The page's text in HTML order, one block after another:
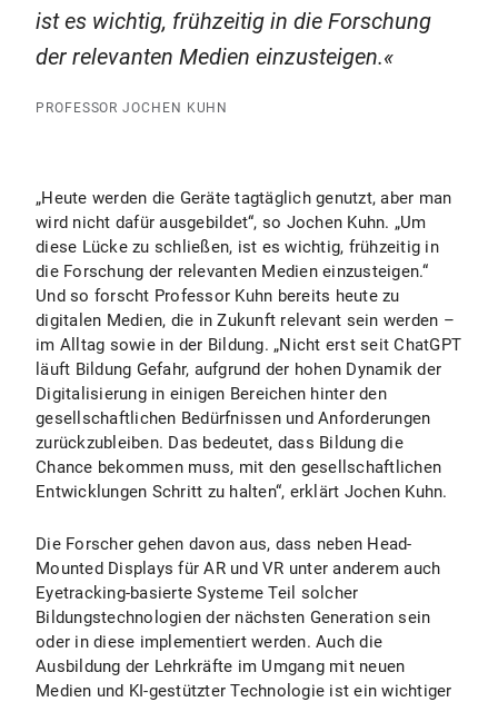
ist es wichtig, frühzeitig in die Forschung
der relevanten Medien einzusteigen.
PROFESSOR JOCHEN KUHN
„Heute werden die Geräte tagtäglich genutzt, aber man
wird nicht dafür ausgebildet“, so Jochen Kuhn. „Um
diese Lücke zu schließen, ist es wichtig, frühzeitig in
die Forschung der relevanten Medien einzusteigen.“
Und so forscht Professor Kuhn bereits heute zu
digitalen Medien, die in Zukunft relevant sein werden –
im Alltag sowie in der Bildung. „Nicht erst seit ChatGPT
läuft Bildung Gefahr, aufgrund der hohen Dynamik der
Digitalisierung in einigen Bereichen hinter den
gesellschaftlichen Bedürfnissen und Anforderungen
zurückzubleiben. Das bedeutet, dass Bildung die
Chance bekommen muss, mit den gesellschaftlichen
Entwicklungen Schritt zu halten“, erklärt Jochen Kuhn.
Die Forscher gehen davon aus, dass neben Head-
Mounted Displays für AR und VR unter anderem auch
Eyetracking-basierte Systeme Teil solcher
Bildungstechnologien der nächsten Generation sein
oder in diese implementiert werden. Auch die
Ausbildung der Lehrkräfte im Umgang mit neuen
Medien und KI-gestützter Technologie ist ein wichtiger